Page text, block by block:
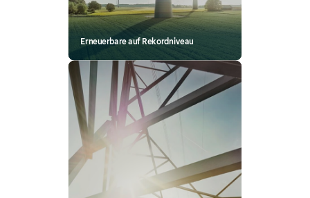
Erneuerbare auf Rekordniveau